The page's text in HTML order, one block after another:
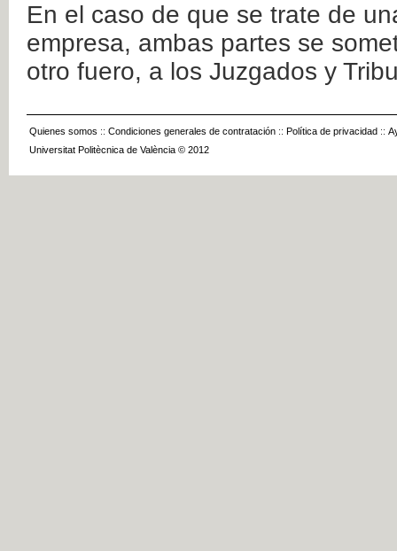
En el caso de que se trate de
empresa, ambas partes se
otro fuero, a los Juzgados y
Quienes somos :: Condiciones generales de contratación :: Política de privacidad ::
Universitat Politècnica de València © 2012